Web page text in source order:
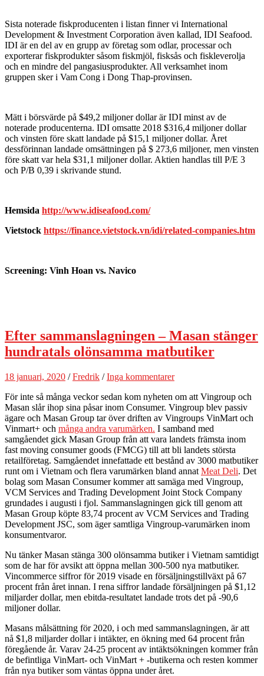
Sista noterade fiskproducenten i listan finner vi International
Development & Investment Corporation även kallad, IDI Seafood.
IDI är en del av en grupp av företag som odlar, processar och
exporterar fiskprodukter såsom fiskmjöl, fisksås och fiskleverolja
och en mindre del pangasiusprodukter. All verksamhet inom
gruppen sker i Vam Cong i Dong Thap-provinsen.
Mätt i börsvärde på $49,2 miljoner dollar är IDI minst av de
noterade producenterna. IDI omsatte 2018 $316,4 miljoner dollar
och vinsten före skatt landade på $15,1 miljoner dollar. Året
dessförinnan landade omsättningen på $ 273,6 miljoner, men vinsten
före skatt var hela $31,1 miljoner dollar. Aktien handlas till P/E 3
och P/B 0,39 i skrivande stund.
Hemsida http://www.idiseafood.com/
Vietstock https://finance.vietstock.vn/idi/related-companies.htm
Screening: Vinh Hoan vs. Navico
Efter sammanslagningen – Masan stänger
hundratals olönsamma matbutiker
18 januari, 2020 /Fredrik /Inga kommentarer
För inte så många veckor sedan kom nyheten om att Vingroup och
Masan slår ihop sina påsar inom Consumer. Vingroup blev passiv
ägare och Masan Group tar över driften av Vingroups VinMart och
Vinmart+ och många andra varumärken. I samband med
samgåendet gick Masan Group från att vara landets främsta inom
fast moving consumer goods (FMCG) till att bli landets största
retailföretag. Samgåendet innefattade ett bestånd av 3000 matbutiker
runt om i Vietnam och flera varumärken bland annat Meat Deli. Det
bolag som Masan Consumer kommer att samäga med Vingroup,
VCM Services and Trading Development Joint Stock Company
grundades i augusti i fjol. Sammanslagningen gick till genom att
Masan Group köpte 83,74 procent av VCM Services and Trading
Development JSC, som äger samtliga Vingroup-varumärken inom
konsumentvaror.
Nu tänker Masan stänga 300 olönsamma butiker i Vietnam samtidigt
som de har för avsikt att öppna mellan 300-500 nya matbutiker.
Vincommerce siffror för 2019 visade en försäljningstillväxt på 67
procent från året innan. I rena siffror landade försäljningen på $1,12
miljarder dollar, men ebitda-resultatet landade trots det på -90,6
miljoner dollar.
Masans målsättning för 2020, i och med sammanslagningen, är att
nå $1,8 miljarder dollar i intäkter, en ökning med 64 procent från
föregående år. Varav 24-25 procent av intäktsökningen kommer från
de befintliga VinMart- och VinMart + -butikerna och resten kommer
från nya butiker som väntas öppna under året.